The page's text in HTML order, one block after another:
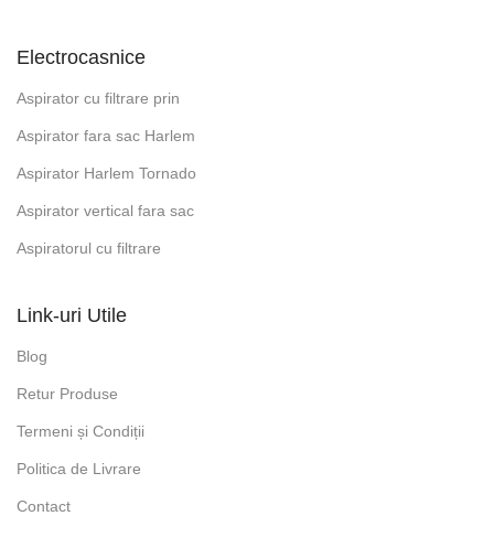
Electrocasnice
Aspirator cu filtrare prin
Aspirator fara sac Harlem
Aspirator Harlem Tornado
Aspirator vertical fara sac
Aspiratorul cu filtrare
Link-uri Utile
Blog
Retur Produse
Termeni și Condiții
Politica de Livrare
Contact